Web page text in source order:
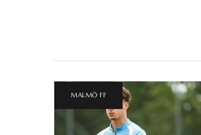
MALMÖ FF